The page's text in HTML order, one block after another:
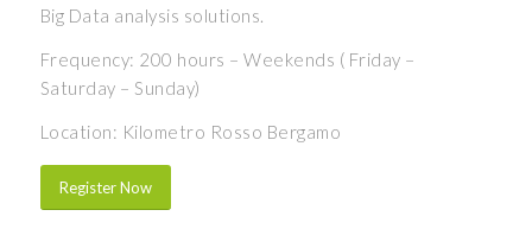
Big Data analysis solutions.
Frequency: 200 hours – Weekends ( Friday –
Saturday – Sunday)
Location: Kilometro Rosso Bergamo
Register Now